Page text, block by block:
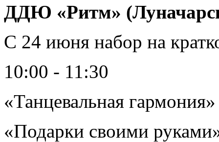
ДДЮ «Ритм»
С 24 июня набор на
10:00 - 11:30
«Танцевальная гармония»
«Подарки своими